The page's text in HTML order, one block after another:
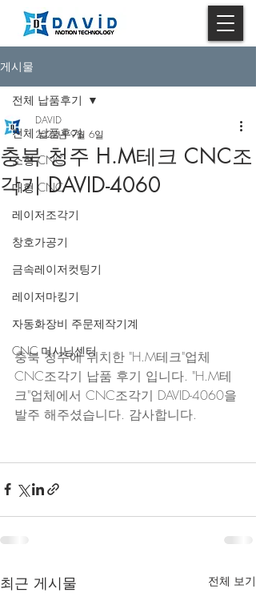
게시물
전체 납품후기
소형 CNC
대형 CNC
레이저조각기
창호가공기
금속레이저컷팅기
레이저마킹기
자동화장비 주문제작기계
CNC 머시닝센터
전체 납품후기
충북 청주 H.M테크 CNC조
각기 DAVID-4060
DAVID
2022년 9월 6일
충북 청주에 위치한 "H.M테크"업체
CNC조각기 납품 후기 입니다. "H.M테
크"업체에서 CNC조각기 DAVID-4060을
발주 해주셨습니다. 감사합니다.
최근 게시물 전체 보기